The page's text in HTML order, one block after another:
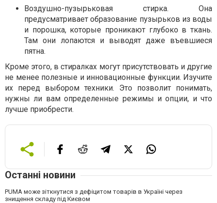
Воздушно-пузырьковая стирка. Она
предусматривает образование пузырьков из воды
и порошка, которые проникают глубоко в ткань.
Там они лопаются и выводят даже въевшиеся
пятна.
Кроме этого, в стиралках могут присутствовать и другие
не менее полезные и инновационные функции. Изучите
их перед выбором техники. Это позволит понимать,
нужны ли вам определенные режимы и опции, и что
лучше приобрести.
Останні новини
PUMA може зіткнутися з дефіцитом товарів в Україні через
знищення складу під Києвом